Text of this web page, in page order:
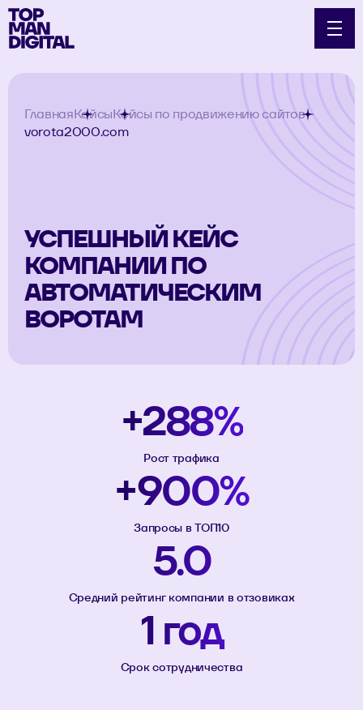
ГлавнаяКейсыКейсы по продвижению сайтов
vorota2000.com
УСПЕШНЫЙ КЕЙС
КОМПАНИИ ПО
АВТОМАТИЧЕСКИМ
ВОРОТАМ
+288%
Рост трафика
+900%
Запросы в ТОП10
5.0
Средний рейтинг компании в отзовиках
1 год
Срок сотрудничества